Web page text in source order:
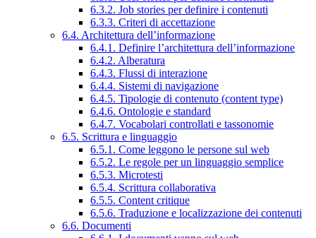
6.3.2. Job stories per definire i contenuti
6.3.3. Criteri di accettazione
6.4. Architettura dell’informazione
6.4.1. Definire l’architettura dell’informazione
6.4.2. Alberatura
6.4.3. Flussi di interazione
6.4.4. Sistemi di navigazione
6.4.5. Tipologie di contenuto (content type)
6.4.6. Ontologie e standard
6.4.7. Vocabolari controllati e tassonomie
6.5. Scrittura e linguaggio
6.5.1. Come leggono le persone sul web
6.5.2. Le regole per un linguaggio semplice
6.5.3. Microtesti
6.5.4. Scrittura collaborativa
6.5.5. Content critique
6.5.6. Traduzione e localizzazione dei contenuti
6.6. Documenti